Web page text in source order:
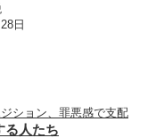
日
ション、罪悪感で支配
る人たち